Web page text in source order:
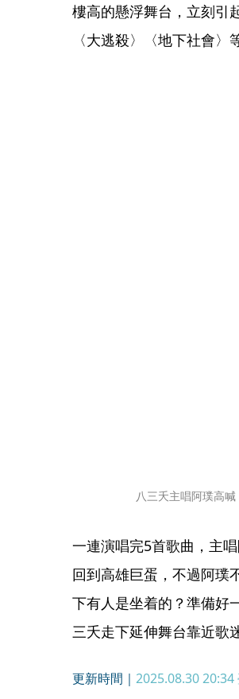
樓高的懸浮舞台，立刻引
〈大逃殺〉〈地下社會〉
八三夭主唱阿璞高喊
一連演唱完5首歌曲，主
回到高雄巨蛋，不過阿璞
下有人是坐着的？準備好
三夭走下延伸舞台靠近歌
更新時間｜ 2025.08.30 20:34